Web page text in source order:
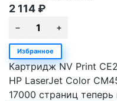
2 114₽
Избранное
Картридж NV Print
HP LaserJet Color
17000 страниц